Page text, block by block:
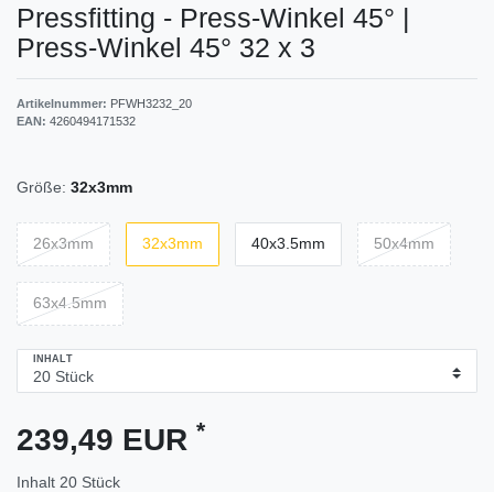
Pressfitting - Press-Winkel 45° |
Press-Winkel 45° 32 x 3
Artikelnummer: PFWH3232_20
EAN: 4260494171532
Größe: 32x3mm
26x3mm 32x3mm 40x3.5mm 50x4mm
63x4.5mm
INHALT
239,49 EUR *
Inhalt 20 Stück